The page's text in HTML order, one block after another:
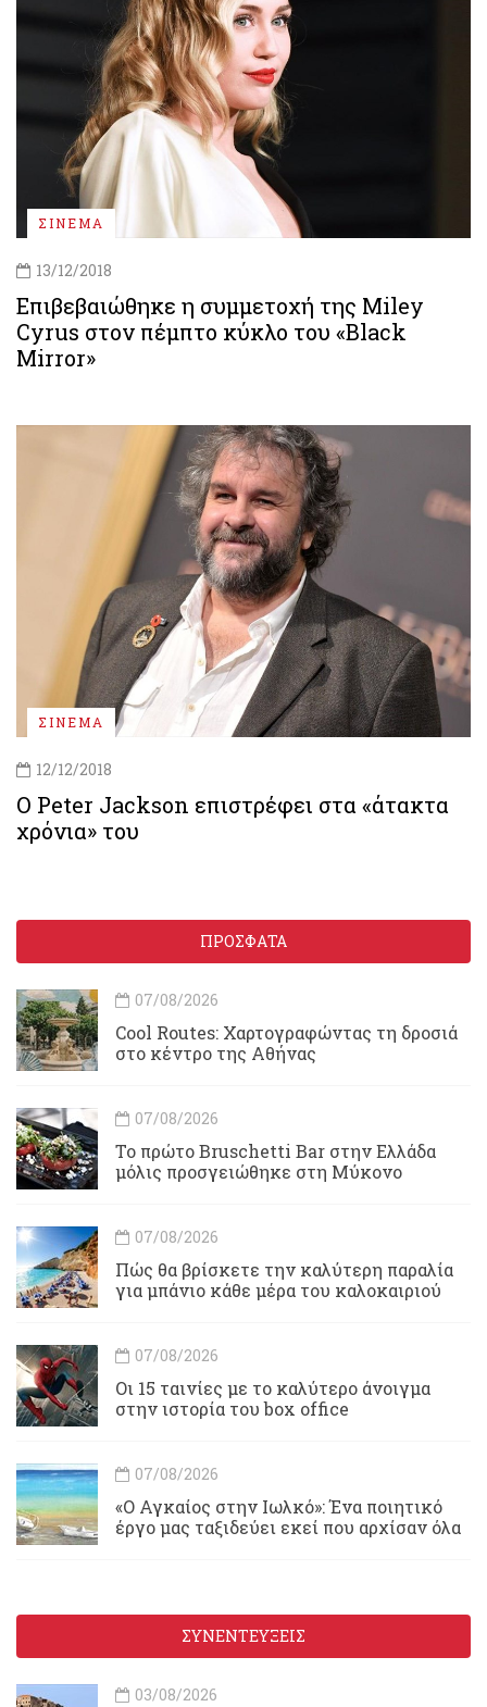
ΣΙΝΕΜΑ
13/12/2018
Επιβεβαιώθηκε η συμμετοχή της Miley
Cyrus στον πέμπτο κύκλο του «Black
Mirror»
ΣΙΝΕΜΑ
12/12/2018
O Peter Jackson επιστρέφει στα «άτακτα
χρόνια» του
ΠΡΟΣΦΑΤΑ
07/08/2026
Cool Routes: Χαρτογραφώντας τη δροσιά
στο κέντρο της Αθήνας
07/08/2026
Το πρώτο Bruschetti Bar στην Ελλάδα
μόλις προσγειώθηκε στη Μύκονο
07/08/2026
Πώς θα βρίσκετε την καλύτερη παραλία
για μπάνιο κάθε μέρα του καλοκαιριού
07/08/2026
Οι 15 ταινίες με το καλύτερο άνοιγμα
στην ιστορία του box office
07/08/2026
«Ο Αγκαίος στην Ιωλκό»: Ένα ποιητικό
έργο μας ταξιδεύει εκεί που αρχίσαν όλα
ΣΥΝΕΝΤΕΥΞΕΙΣ
03/08/2026